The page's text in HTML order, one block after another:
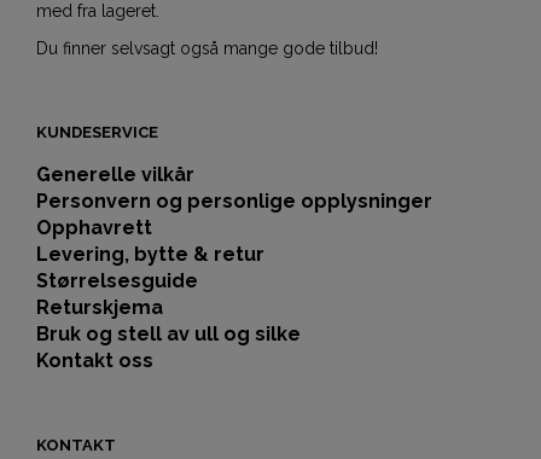
med fra lageret.
Du finner selvsagt også mange gode tilbud!
KUNDESERVICE
Generelle vilkår
Personvern og personlige opplysninger
Opphavrett
Levering, bytte & retur
Størrelsesguide
Returskjema
Bruk og stell av ull og silke
Kontakt oss
KONTAKT